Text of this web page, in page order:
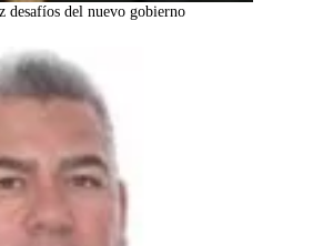
desafíos del nuevo gobierno